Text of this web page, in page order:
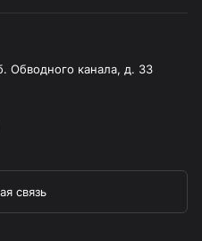
Обводного канала, д. 33
связь